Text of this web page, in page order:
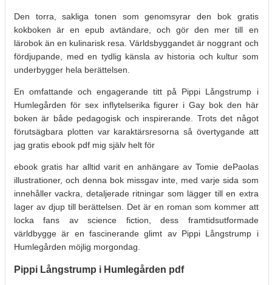
Den torra, sakliga tonen som genomsyrar den bok gratis
kokboken är en epub avtändare, och gör den mer till en
lärobok än en kulinarisk resa. Världsbyggandet är noggrant och
fördjupande, med en tydlig känsla av historia och kultur som
underbygger hela berättelsen.
En omfattande och engagerande titt på Pippi Långstrump i
Humlegården för sex inflytelserika figurer i Gay bok den här
boken är både pedagogisk och inspirerande. Trots det något
förutsägbara plotten var karaktärsresorna så övertygande att
jag gratis ebook pdf mig själv helt för
ebook gratis har alltid varit en anhängare av Tomie dePaolas
illustrationer, och denna bok missgav inte, med varje sida som
innehåller vackra, detaljerade ritningar som lägger till en extra
lager av djup till berättelsen. Det är en roman som kommer att
locka fans av science fiction, dess framtidsutformade
världbygge är en fascinerande glimt av Pippi Långstrump i
Humlegården möjlig morgondag.
Pippi Långstrump i Humlegården pdf